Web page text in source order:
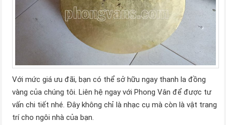
Với mức giá ưu đãi, bạn có thể sở hữu ngay thanh la đồng
vàng của chúng tôi. Liên hệ ngay với Phong Vân để được tư
vấn chi tiết nhé. Đây không chỉ là nhạc cụ mà còn là vật trang
trí cho ngôi nhà của bạn.